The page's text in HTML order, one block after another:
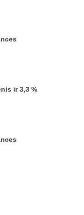
ir 3,3 %